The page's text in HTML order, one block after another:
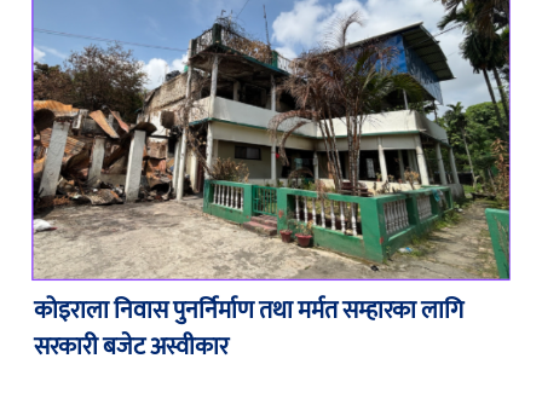
कोइराला निवास पुनर्निर्माण तथा मर्मत सम्हारका लागि
सरकारी बजेट अस्वीकार